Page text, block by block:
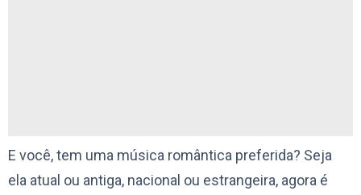
E você, tem uma música romântica preferida? Seja
ela atual ou antiga, nacional ou estrangeira, agora é